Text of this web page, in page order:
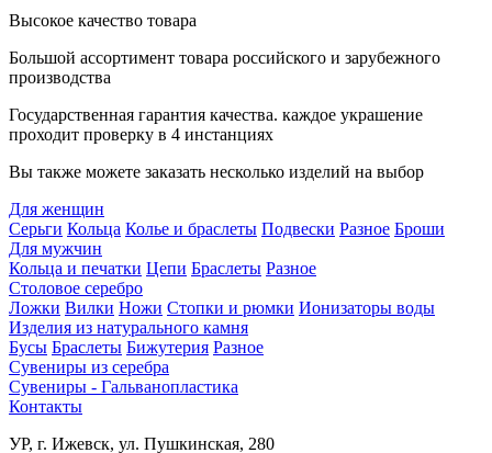
Высокое качество товара
Большой ассортимент товара российского и зарубежного
производства
Государственная гарантия качества. каждое украшение
проходит проверку в 4 инстанциях
Вы также можете заказать несколько изделий на выбор
Для женщин
Серьги Кольца Колье и браслеты Подвески Разное Броши
Для мужчин
Кольца и печатки Цепи Браслеты Разное
Столовое серебро
Ложки Вилки Ножи Стопки и рюмки Ионизаторы воды
Изделия из натурального камня
Бусы Браслеты Бижутерия Разное
Сувениры из серебра
Сувениры - Гальванопластика
Контакты
УР, г. Ижевск, ул. Пушкинская, 280